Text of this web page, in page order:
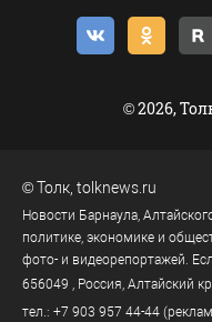
© 2026,
©Толк tolknews.ru
Новости Барнаула,
политике, экономике и
фото- и видеорепортажей.
656049 , Россия, Алтайский
тел.: +7 903 957 44-44